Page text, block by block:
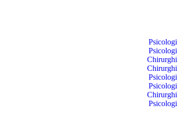
Psicologi
Psicologi
Chirurghi
Chirurghi
Psicologi
Psicologi
Chirurghi
Psicologi